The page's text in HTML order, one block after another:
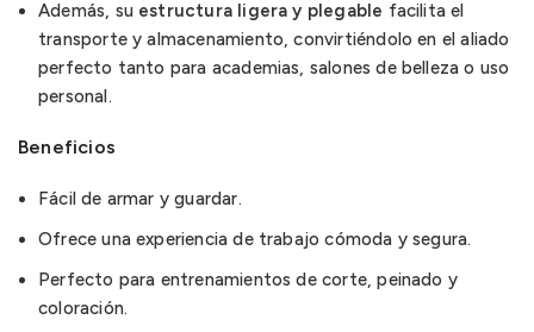
Además, su estructura ligera y plegable facilita el
transporte y almacenamiento, convirtiéndolo en el aliado
perfecto tanto para academias, salones de belleza o uso
personal.
Beneficios
Fácil de armar y guardar.
Ofrece una experiencia de trabajo cómoda y segura.
Perfecto para entrenamientos de corte, peinado y
coloración.